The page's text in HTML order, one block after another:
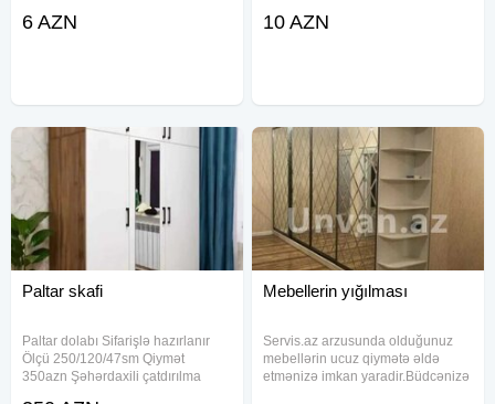
6 AZN
mebellərin yığılması Hər növ
10 AZN
Paltar skafi
Paltar dolabı Sifarişlə hazırlanır
Ölçü 250/120/47sm Qiymət
350azn Şəhərdaxili çatdırılma
Mebellerin yığılması
Servis.az arzusunda olduğunuz
mebellərin ucuz qiymətə əldə
etmənizə imkan yaradir.Büdcənizə